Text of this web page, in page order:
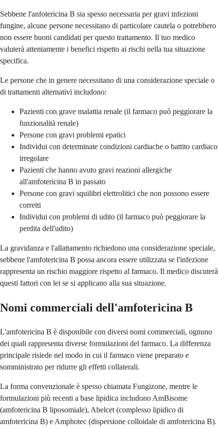
Sebbene l'anfotericina B sia spesso necessaria per gravi infezioni
fungine, alcune persone necessitano di particolare cautela o potrebbero
non essere buoni candidati per questo trattamento. Il tuo medico
valuterà attentamente i benefici rispetto ai rischi nella tua situazione
specifica.
Le persone che in genere necessitano di una considerazione speciale o
di trattamenti alternativi includono:
Pazienti con grave malattia renale (il farmaco può peggiorare la
funzionalità renale)
Persone con gravi problemi epatici
Individui con determinate condizioni cardiache o battito cardiaco
irregolare
Pazienti che hanno avuto gravi reazioni allergiche
all'amfotericina B in passato
Persone con gravi squilibri elettrolitici che non possono essere
corretti
Individui con problemi di udito (il farmaco può peggiorare la
perdita dell'udito)
La gravidanza e l'allattamento richiedono una considerazione speciale,
sebbene l'amfotericina B possa ancora essere utilizzata se l'infezione
rappresenta un rischio maggiore rispetto al farmaco. Il medico discuterà
questi fattori con lei se si applicano alla sua situazione.
Nomi commerciali dell'amfotericina B
L'amfotericina B è disponibile con diversi nomi commerciali, ognuno
dei quali rappresenta diverse formulazioni del farmaco. La differenza
principale risiede nel modo in cui il farmaco viene preparato e
somministrato per ridurre gli effetti collaterali.
La forma convenzionale è spesso chiamata Fungizone, mentre le
formulazioni più recenti a base lipidica includono AmBisome
(amfotericina B liposomiale), Abelcet (complesso lipidico di
amfotericina B) e Amphotec (dispersione colloidale di amfotericina B).